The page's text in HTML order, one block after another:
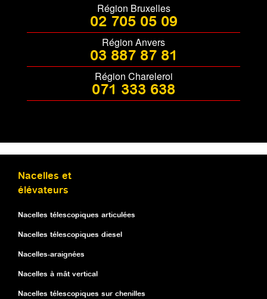
Région Bruxelles
02 705 05 09
Région Anvers
03 887 87 81
Région Chareleroi
071 333 638
Nacelles et
élévateurs
Nacelles télescopiques articulées
Nacelles télescopiques diesel
Nacelles-araignées
Nacelles à mât vertical
Nacelles télescopiques sur chenilles